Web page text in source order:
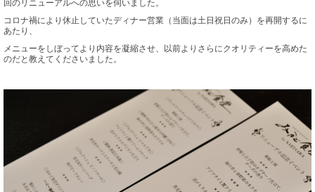
回のリニューアルへの思いを伺いました。
コロナ禍により休止していたディナー営業（当面は土日祝日のみ）を再開するに
あたり、
メニューをしぼってより内容を凝縮させ、以前よりさらにクオリティーを高めた
のだと教えてくださいました。